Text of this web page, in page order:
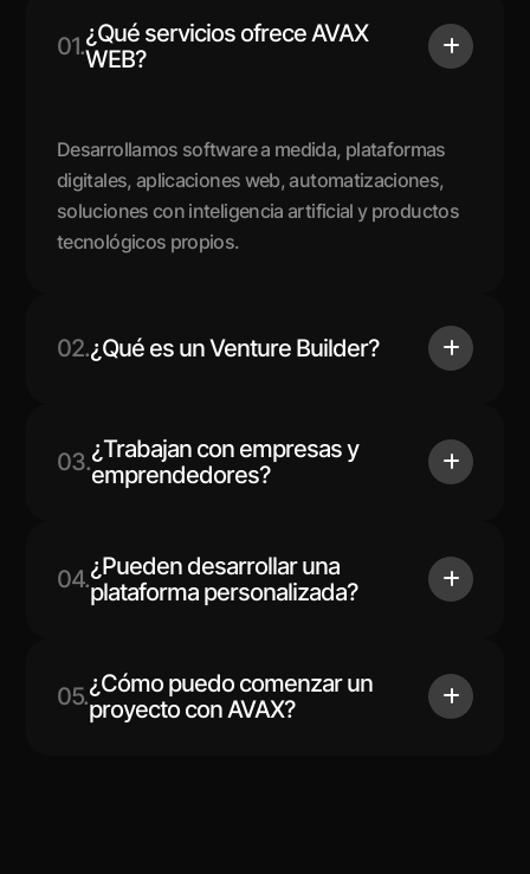
01.¿Qué servicios ofrece AVAX
WEB?
Desarrollamos software a medida, plataformas
digitales, aplicaciones web, automatizaciones,
soluciones con inteligencia artificial y productos
tecnológicos propios.
02.¿Qué es un Venture Builder?
03.¿Trabajan con empresas y
emprendedores?
04.¿Pueden desarrollar una
plataforma personalizada?
05.¿Cómo puedo comenzar un
proyecto con AVAX?